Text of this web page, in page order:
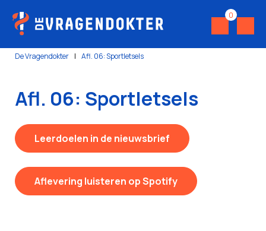
0
De Vragendokter | Afl. 06: Sportletsels
Afl. 06: Sportletsels
Leerdoelen in de nieuwsbrief
Aflevering luisteren op Spotify